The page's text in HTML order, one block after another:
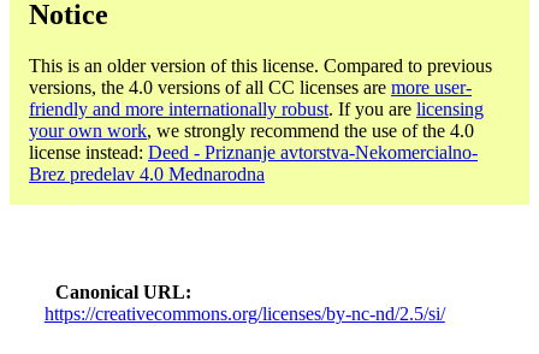
Notice
This is an older version of this license. Compared to previous
versions, the 4.0 versions of all CC licenses are more user-
friendly and more internationally robust. If you are licensing
your own work, we strongly recommend the use of the 4.0
license instead: Deed - Priznanje avtorstva-Nekomercialno-
Brez predelav 4.0 Mednarodna
Canonical URL
https://creativecommons.org/licenses/by-nc-nd/2.5/si/